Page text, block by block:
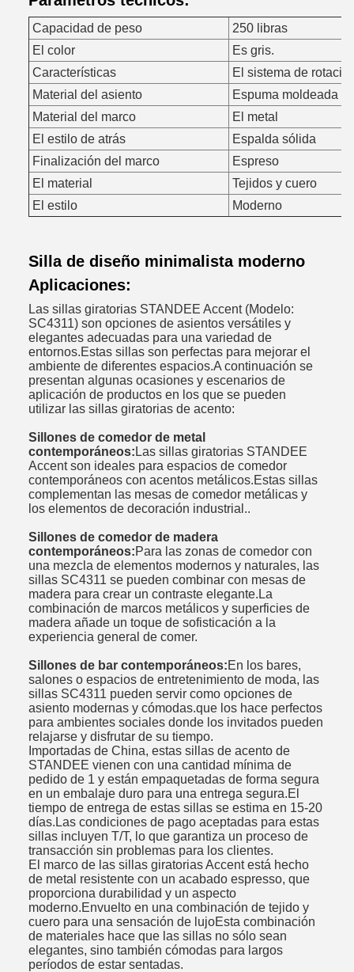
Capacidad de peso
250 libras
El color
Es gris.
Características
El sistema de
Material del asiento
Espuma moldeada
Material del marco
El metal
El estilo de atrás
Espalda sólida
Finalización del marco
Espreso
El material
Tejidos y cuero
El estilo
Moderno
Silla de diseño minimalista moderno
Aplicaciones:
Las sillas giratorias STANDEE Accent (Modelo:
SC4311) son opciones de asientos versátiles y
elegantes adecuadas para una variedad de
entornos.Estas sillas son perfectas para mejorar el
ambiente de diferentes espacios.A continuación se
presentan algunas ocasiones y escenarios de
aplicación de productos en los que se pueden
utilizar las sillas giratorias de acento:
Sillones de comedor de metal
contemporáneos:Las sillas giratorias STANDEE
Accent son ideales para espacios de comedor
contemporáneos con acentos metálicos.Estas sillas
complementan las mesas de comedor metálicas y
los elementos de decoración industrial..
Sillones de comedor de madera
contemporáneos:Para las zonas de comedor con
una mezcla de elementos modernos y naturales, las
sillas SC4311 se pueden combinar con mesas de
madera para crear un contraste elegante.La
combinación de marcos metálicos y superficies de
madera añade un toque de sofisticación a la
experiencia general de comer.
Sillones de bar contemporáneos:En los bares,
salones o espacios de entretenimiento de moda, las
sillas SC4311 pueden servir como opciones de
asiento modernas y cómodas.que los hace perfectos
para ambientes sociales donde los invitados pueden
relajarse y disfrutar de su tiempo.
Importadas de China, estas sillas de acento de
STANDEE vienen con una cantidad mínima de
pedido de 1 y están empaquetadas de forma segura
en un embalaje duro para una entrega segura.El
tiempo de entrega de estas sillas se estima en 15-20
días.Las condiciones de pago aceptadas para estas
sillas incluyen T/T, lo que garantiza un proceso de
transacción sin problemas para los clientes.
El marco de las sillas giratorias Accent está hecho
de metal resistente con un acabado espresso, que
proporciona durabilidad y un aspecto
moderno.Envuelto en una combinación de tejido y
cuero para una sensación de lujoEsta combinación
de materiales hace que las sillas no sólo sean
elegantes, sino también cómodas para largos
períodos de estar sentadas.